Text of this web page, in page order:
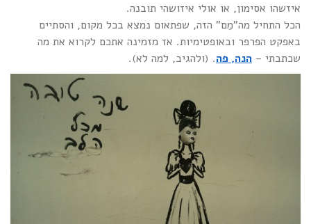
איזשהו אסימון, או אולי איזושהי תובנה.
הכל התחיל מה”מֵם” הזה, שפתאום נמצא בכל מקום, והסתיים
באפקט הפרפר ובאופטימיות. אז מזמינה אתכם לקרוא את מה
שכתבתי – הנה, פה. (ולהגיב, למה לא).